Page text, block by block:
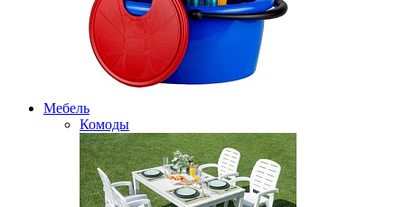
Мебель
Комоды